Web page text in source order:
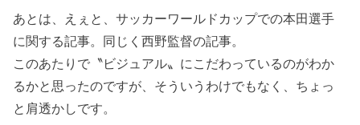
あとは、えぇと、サッカーワールドカップでの本田選手
に関する記事。同じく西野監督の記事。
このあたりで〝ビジュアル〟にこだわっているのがわか
るかと思ったのですが、そういうわけでもなく、ちょっ
と肩透かしです。